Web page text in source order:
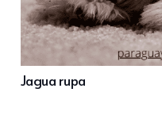
Jagua rupa